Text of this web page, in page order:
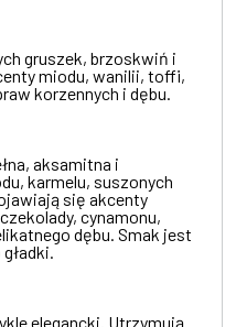
gruszek, brzoskwiń i
miodu, wanilii, toffi,
korzennych i dębu.
aksamitna i
karmelu, suszonych
się akcenty
cynamonu,
dębu. Smak jest
elegancki. Utrzymują